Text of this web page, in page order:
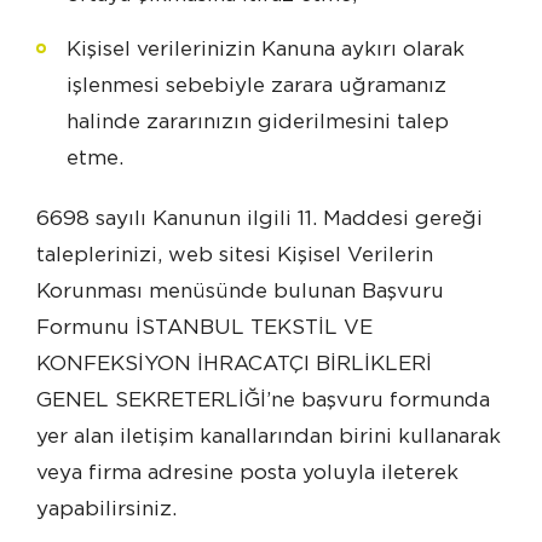
Kişisel verilerinizin Kanuna aykırı olarak
işlenmesi sebebiyle zarara uğramanız
halinde zararınızın giderilmesini talep
etme.
6698 sayılı Kanunun ilgili 11. Maddesi gereği
taleplerinizi, web sitesi Kişisel Verilerin
Korunması menüsünde bulunan Başvuru
Formunu İSTANBUL TEKSTİL VE
KONFEKSİYON İHRACATÇI BİRLİKLERİ
GENEL SEKRETERLİĞİ’ne başvuru formunda
yer alan iletişim kanallarından birini kullanarak
veya firma adresine posta yoluyla ileterek
yapabilirsiniz.